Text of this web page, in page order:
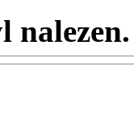
nalezen.